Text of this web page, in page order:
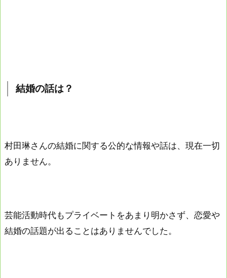
結婚の話は？
村田琳さんの結婚に関する公的な情報や話は、現在一切
ありません。
芸能活動時代もプライベートをあまり明かさず、恋愛や
結婚の話題が出ることはありませんでした。